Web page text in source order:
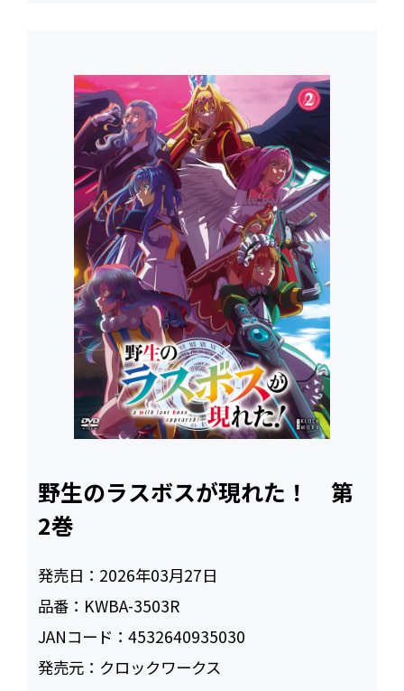
野生のラスボスが現れた！ 第
2巻
発売日： 2026年03月27日
品番： KWBA-3503R
JANコード：4532640935030
発売元： クロックワークス